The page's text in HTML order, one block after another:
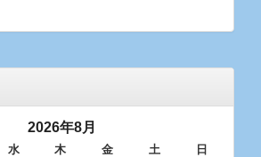
2026年8月
水 木 金 土 日